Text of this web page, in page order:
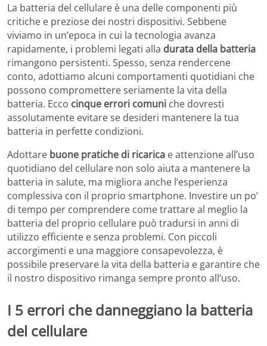
La batteria del cellulare è una delle componenti più
critiche e preziose dei nostri dispositivi. Sebbene
viviamo in un’epoca in cui la tecnologia avanza
rapidamente, i problemi legati alla durata della batteria
rimangono persistenti. Spesso, senza rendercene
conto, adottiamo alcuni comportamenti quotidiani che
possono compromettere seriamente la vita della
batteria. Ecco cinque errori comuni che dovresti
assolutamente evitare se desideri mantenere la tua
batteria in perfette condizioni.
Adottare buone pratiche di ricarica e attenzione all’uso
quotidiano del cellulare non solo aiuta a mantenere la
batteria in salute, ma migliora anche l’esperienza
complessiva con il proprio smartphone. Investire un po’
di tempo per comprendere come trattare al meglio la
batteria del proprio cellulare può tradursi in anni di
utilizzo efficiente e senza problemi. Con piccoli
accorgimenti e una maggiore consapevolezza, è
possibile preservare la vita della batteria e garantire che
il nostro dispositivo rimanga sempre pronto all’uso.
I 5 errori che danneggiano la batteria
del cellulare